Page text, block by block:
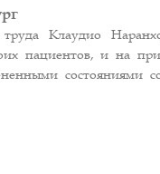
Клаудио
пациентов, и на
состояниями